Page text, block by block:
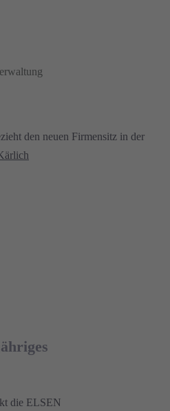
den neuen Firmensitz in der
die ELSEN